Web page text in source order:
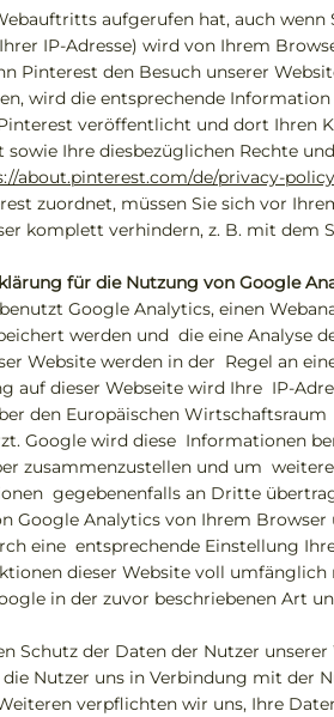
aufgerufen hat, auch
IP-Adresse) wird von Ihrem
Pinterest den Besuch unserer
wird die entsprechende
veröffentlicht und dort Ihren
sowie Ihre diesbezüglichen Rechte
about.pinterest.com/de/privacy-policy
zuordnet, müssen Sie sich vor
komplett verhindern, z. B. mit dem
für die Nutzung von Google
Google Analytics, einen
werden und die eine Analyse
Website werden in der Regel an
auf dieser Webseite wird Ihre IP-
den Europäischen
Google wird diese Informationen
zusammenzustellen und um
gegebenenfalls an Dritte
Google Analytics von Ihrem
eine entsprechende Einstellung
dieser Website voll
in der zuvor beschriebenen Art
Schutz der Daten der Nutzer unserer
Nutzer uns in Verbindung mit der
verpflichten wir uns, Ihre